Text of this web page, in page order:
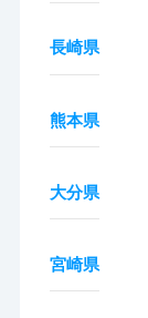
長崎県
熊本県
大分県
宮崎県